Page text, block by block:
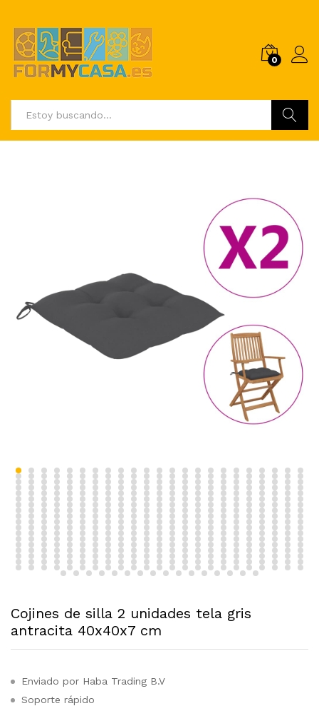
0
Cojines de silla 2 unidades tela gris
antracita 40x40x7 cm
Enviado por Haba Trading B.V
Soporte rápido